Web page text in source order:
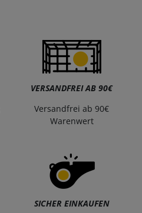
VERSANDFREI AB 90€
Versandfrei ab 90€
Warenwert
SICHER EINKAUFEN